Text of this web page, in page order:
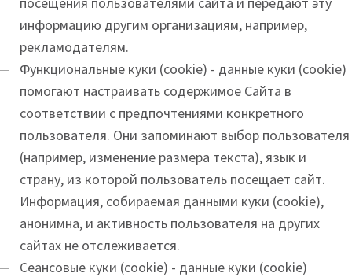
информацию другим организациям, например,
рекламодателям.
Функциональные куки (cookie) - данные куки (cookie)
помогают настраивать содержимое Сайта в
соответствии с предпочтениями конкретного
пользователя. Они запоминают выбор пользователя
(например, изменение размера текста), язык и
страну, из которой пользователь посещает сайт.
Информация, собираемая данными куки (cookie),
анонимна, и активность пользователя на других
сайтах не отслеживается.
Сеансовые куки (cookie) - данные куки (cookie)